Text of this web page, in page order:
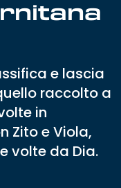
e lascia
raccolto a
in
Zito e Viola,
volte da Dia.